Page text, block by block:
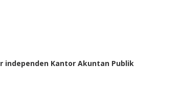
independen Kantor Akuntan Publik